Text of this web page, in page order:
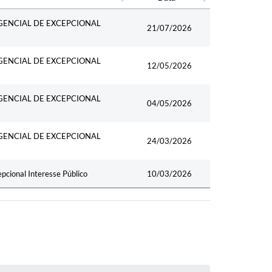
DE EXCEPCIONAL
21/07/2026
DE EXCEPCIONAL 12/05/2026
DE EXCEPCIONAL 04/05/2026
DE EXCEPCIONAL 24/03/2026
Interesse Público 10/03/2026